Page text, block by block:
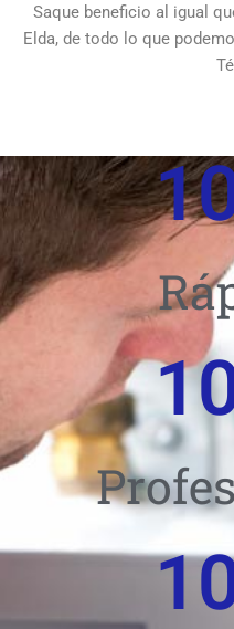
Saque beneficio al igual
Elda, de todo lo que